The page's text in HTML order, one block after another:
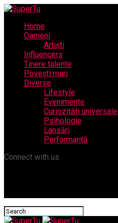
Home
Oameni
Artiști
Influencers
Tinere talente
Povești mari
Diverse
Lifestyle
Evenimente
Curiozități universale
Psihologie
Lansări
Performanță
Connect with us